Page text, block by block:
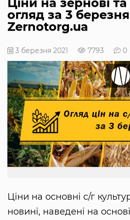
огляд за 3 березня
Zernotorg.ua
3 березня 2021 7793 0
Ціни на основні с/г
новині, наведені на